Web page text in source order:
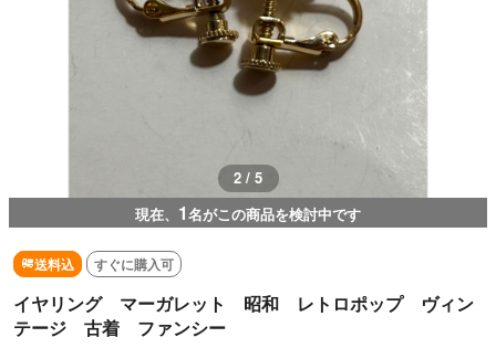
3 / 5
現在、 1名がこの商品を検討中です
送料込 すぐに購入可
イヤリング マーガレット 昭和 レトロポップ ヴィン
テージ 古着 ファンシー